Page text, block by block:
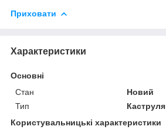
Приховати
Характеристики
Основні
Стан
Новий
Тип
Каструля
Користувальницькі характеристики